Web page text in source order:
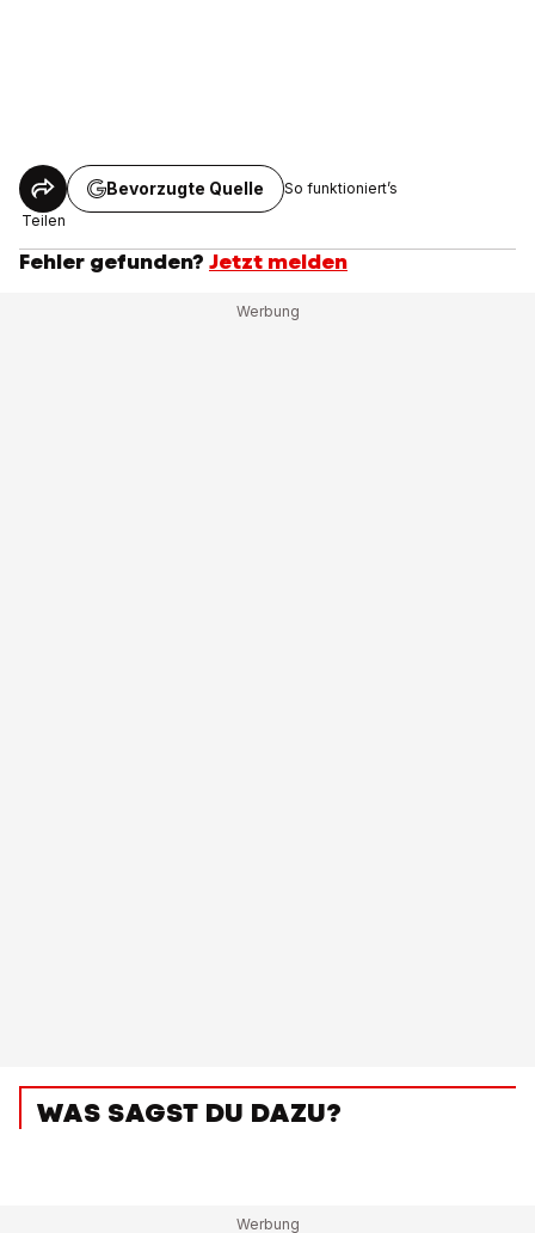
Teilen
Bevorzugte Quelle So funktioniert’s
Fehler gefunden? Jetzt melden
WAS SAGST DU DAZU?